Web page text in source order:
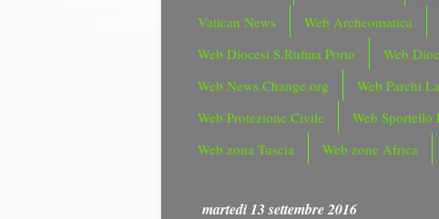
Vatican News
Web Archeomatica
Web Diocesi S.Rufina Porto
Web
Web News Change.org
Web Parchi
Web Protezione Civile
Web Sportello
Web zona Tuscia
Web zone Africa
martedì 13 settembre 2016